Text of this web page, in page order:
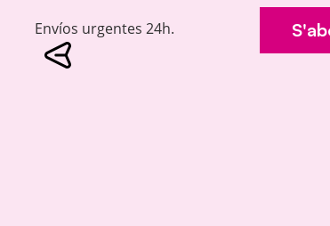
Envíos urgentes 24h.